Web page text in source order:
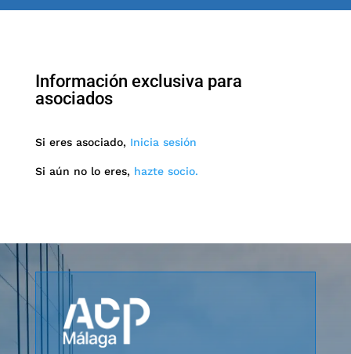
Información exclusiva para
asociados
Si eres asociado, Inicia sesión
Si aún no lo eres, hazte socio.